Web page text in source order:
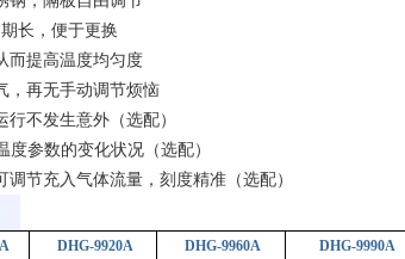
长，便于更换
而提高温度均匀度
，再无手动调节烦恼
不发生意外（选配）
参数的变化状况（选配）
节充入气体流量，刻度精准（选配）
DHG-9920A DHG-9960A
DHG-9990A